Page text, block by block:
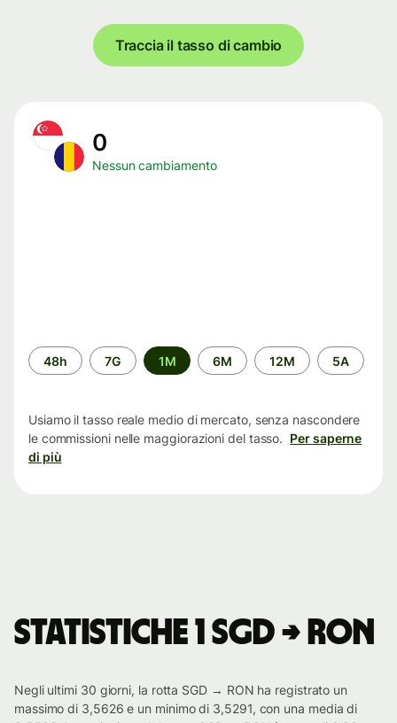
Traccia il tasso di cambio
0
Nessun cambiamento
Periodo
di
48h 7G 1M 6M 12M 5A
Usiamo il tasso reale medio di mercato, senza nascondere
le commissioni nelle maggiorazioni del tasso. Per saperne
di più
Statistiche 1 SGD → RON
Negli ultimi 30 giorni, la rotta SGD → RON ha registrato un
massimo di 3,5626 e un minimo di 3,5291, con una media di